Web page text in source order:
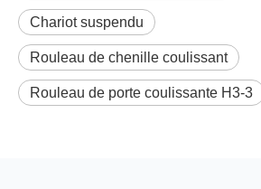
Chariot suspendu
Rouleau de chenille coulissant
Rouleau de porte coulissante H3-3